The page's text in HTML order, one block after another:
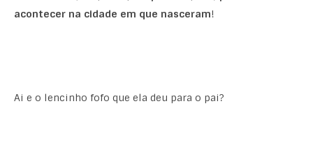
acontecer na cidade em que nasceram!
Ai e o lencinho fofo que ela deu para o pai?